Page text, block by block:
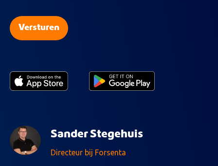
Sander Stegehuis
Directeur bij Forsenta